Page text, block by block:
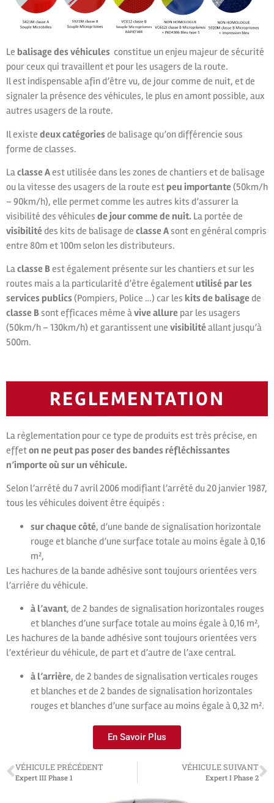
Le balisage des véhicules constitue un enjeu majeur de sécurité
pour ceux qui travaillent et pour les usagers de la route.
Il est indispensable afin d’être vu, de jour comme de nuit, et de
signaler la présence des véhicules, le plus en amont possible, aux
autres usagers de la route.
Il existe deux catégoriesde balisage qu’on différencie sous
forme de classes.
Laclasse Aest utilisée dans les zones de chantiers et de balisage
ou la vitesse des usagers de la route est peu importante (50km/h
– 90km/h), elle permet comme les autres kits d’assurer la
visibilité des véhicules de jour comme de nuit. La portée de
visibilité des kits de balisage de classe Asont en général compris
entre 80m et 100m selon les distributeurs.
Laclasse Best également présente sur les chantiers et sur les
routes mais a la particularité d’être égalementutilisé par les
services publics(Pompiers, Police …) car les kits de balisage de
classe Bsont efficaces même àvive allure par les usagers
(50km/h – 130km/h) et garantissent une visibilité allant jusqu’à
500m.
REGLEMENTATION
La règlementation pour ce type de produits est très précise, en
effeton ne peut pas poser des bandes réfléchissantes
n’importe où sur un véhicule.
Selon l’arrêté du 7 avril 2006 modifiant l’arrêté du 20 janvier 1987,
tous les véhicules doivent être équipés :
sur chaque côté, d’une bande de signalisation horizontale
rouge et blanche d’une surface totale au moins égale à 0,16
m²,
Les hachures de la bande adhésive sont toujours orientées vers
l’arrière du véhicule.
à l’avant, de 2 bandes de signalisation horizontales rouges
et blanches d’une surface totale au moins égale à 0,16 m²,
Les hachures de la bande adhésive sont toujours orientées vers
l’extérieur du véhicule, de part et d’autre de l’axe central.
à l’arrière, de 2 bandes de signalisation verticales rouges
et blanches et de 2 bandes de signalisation horizontales
rouges et blanches d’une surface au moins égale à 0,32 m².
En Savoir Plus
VÉHICULE PRÉCÉDENT
Expert III Phase 1
VÉHICULE SUIVANT
Expert I Phase 2